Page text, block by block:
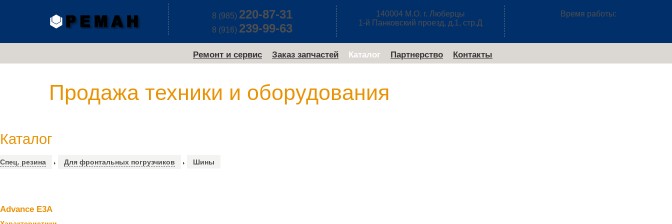
8 (985) 220-87-31
8 (916) 239-99-63
140004 М.О. г. Люберцы
1-й Панковский проезд, д.1, стр.Д
Время работы:
Контакты
Партнерство
Каталог
Заказ запчастей
Ремонт и сервис
Продажа техники и оборудования
Каталог
Спец. резина Для фронтальных погрузчиков Шины
Advance E3A